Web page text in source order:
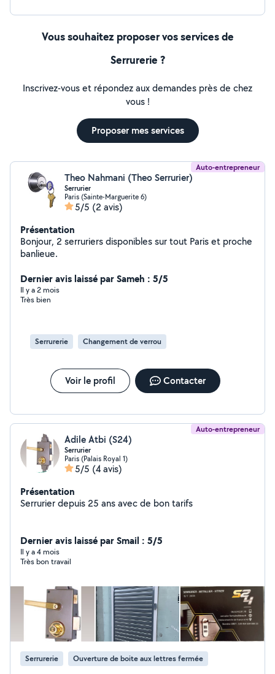
validés ensemble avant de commencer le chantier.
Vous souhaitez proposer vos services de
Serrurerie ?
Inscrivez-vous et répondez aux demandes près de chez
vous !
Proposer mes services
Auto-entrepreneur
Theo Nahmani (Theo Serrurier)
Serrurier
Paris (Sainte-Marguerite 6)
5/5 (2 avis)
Présentation
Bonjour, 2 serruriers disponibles sur tout Paris et proche
banlieue.
Dernier avis laissé par Sameh : 5/5
Il y a 2 mois
Très bien
Serrurerie Changement de verrou
Voir le profil Contacter
Auto-entrepreneur
Adile Atbi (S24)
Serrurier
Paris (Palais Royal 1)
5/5 (4 avis)
Présentation
Serrurier depuis 25 ans avec de bon tarifs
Dernier avis laissé par Smail : 5/5
Il y a 4 mois
Très bon travail
Serrurerie Ouverture de boite aux lettres fermée